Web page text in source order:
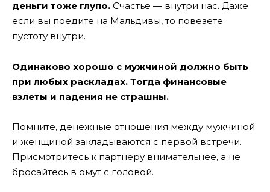
деньги тоже глупо. Счастье — внутри нас. Даже
если вы поедите на Мальдивы, то повезете
пустоту внутри.
Одинаково хорошо с мужчиной должно быть
при любых раскладах. Тогда финансовые
взлеты и падения не страшны.
Помните, денежные отношения между мужчиной
и женщиной закладываются с первой встречи.
Присмотритесь к партнеру внимательнее, а не
бросайтесь в омут с головой.